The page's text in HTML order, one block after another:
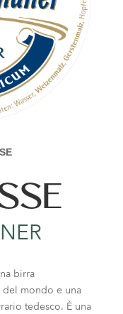
birra
mondo e una
tedesco. È una